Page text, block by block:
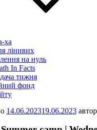
ха
лінивих
на нуль
In Facts
тижня
фонд
14.06.202319.06.2023